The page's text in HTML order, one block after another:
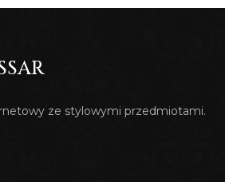
ze stylowymi przedmiotami.